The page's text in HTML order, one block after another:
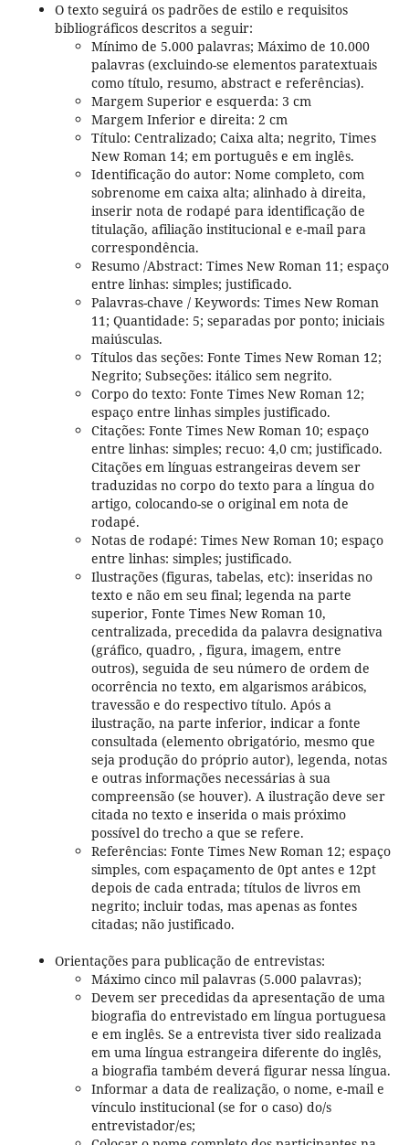
O texto seguirá os padrões de estilo e requisitos
bibliográficos descritos a seguir:
Mínimo de 5.000 palavras; Máximo de 10.000
palavras (excluindo-se elementos paratextuais
como título, resumo, abstract e referências).
Margem Superior e esquerda: 3 cm
Margem Inferior e direita: 2 cm
Título: Centralizado; Caixa alta; negrito, Times
New Roman 14; em português e em inglês.
Identificação do autor: Nome completo, com
sobrenome em caixa alta; alinhado à direita,
inserir nota de rodapé para identificação de
titulação, afiliação institucional e e-mail para
correspondência.
Resumo /Abstract: Times New Roman 11; espaço
entre linhas: simples; justificado.
Palavras-chave / Keywords: Times New Roman
11; Quantidade: 5; separadas por ponto; iniciais
maiúsculas.
Títulos das seções: Fonte Times New Roman 12;
Negrito; Subseções: itálico sem negrito.
Corpo do texto: Fonte Times New Roman 12;
espaço entre linhas simples justificado.
Citações: Fonte Times New Roman 10; espaço
entre linhas: simples; recuo: 4,0 cm; justificado.
Citações em línguas estrangeiras devem ser
traduzidas no corpo do texto para a língua do
artigo, colocando-se o original em nota de
rodapé.
Notas de rodapé: Times New Roman 10; espaço
entre linhas: simples; justificado.
Ilustrações (figuras, tabelas, etc): inseridas no
texto e não em seu final; legenda na parte
superior, Fonte Times New Roman 10,
centralizada, precedida da palavra designativa
(gráfico, quadro, , figura, imagem, entre
outros), seguida de seu número de ordem de
ocorrência no texto, em algarismos arábicos,
travessão e do respectivo título. Após a
ilustração, na parte inferior, indicar a fonte
consultada (elemento obrigatório, mesmo que
seja produção do próprio autor), legenda, notas
e outras informações necessárias à sua
compreensão (se houver). A ilustração deve ser
citada no texto e inserida o mais próximo
possível do trecho a que se refere.
Referências: Fonte Times New Roman 12; espaço
simples, com espaçamento de 0pt antes e 12pt
depois de cada entrada; títulos de livros em
negrito; incluir todas, mas apenas as fontes
citadas; não justificado.
Orientações para publicação de entrevistas:
Máximo cinco mil palavras (5.000 palavras);
Devem ser precedidas da apresentação de uma
biografia do entrevistado em língua portuguesa
e em inglês. Se a entrevista tiver sido realizada
em uma língua estrangeira diferente do inglês,
a biografia também deverá figurar nessa língua.
Informar a data de realização, o nome, e-mail e
vínculo institucional (se for o caso) do/s
entrevistador/es;